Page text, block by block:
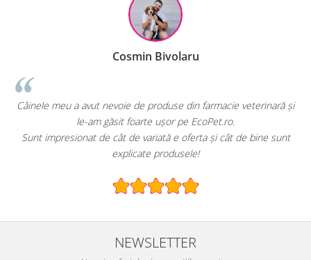
Cosmin Bivolaru
Câinele meu a avut nevoie de produse din farmacie veterinară și
le-am găsit foarte ușor pe EcoPet.ro.
Sunt impresionat de cât de variată e oferta și cât de bine sunt
explicate produsele!
NEWSLETTER